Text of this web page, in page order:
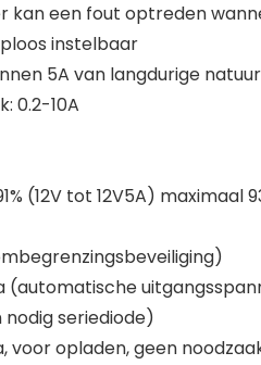
kan een fout optreden
instelbaar
5A van langdurige
0.2-10A
(12V tot 12V5A) maximaal
(automatische
nodig seriediode)
voor opladen, geen